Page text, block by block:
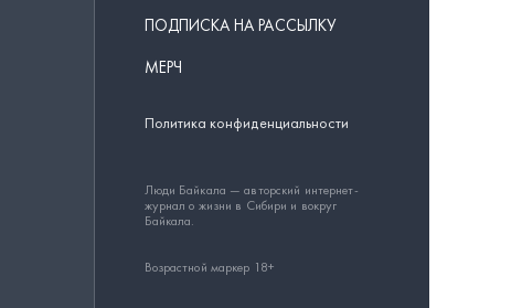
ПОДПИСКА НА РАССЫЛКУ
МЕРЧ
Политика конфиденциальности
Люди Байкала — авторский интернет-
журнал о жизни в Сибири и вокруг
Байкала.
Возрастной маркер 18+